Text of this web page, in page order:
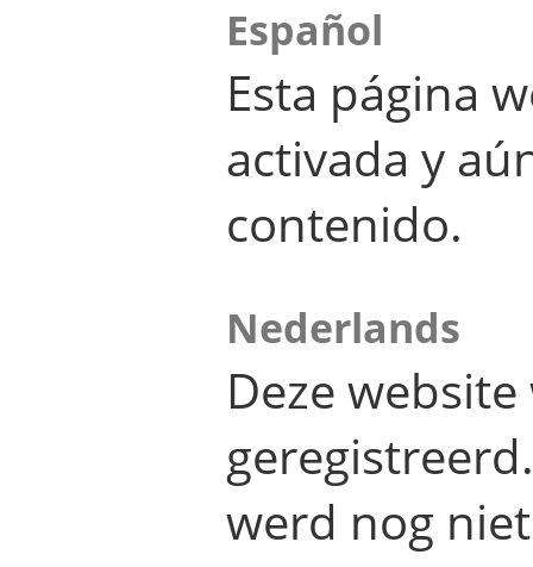
Español
Esta página
activada y
contenido.
Nederlands
Deze
werd nog